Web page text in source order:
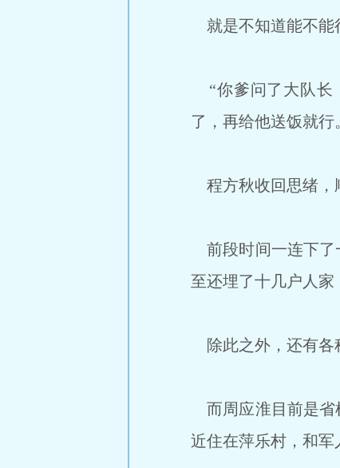
就是不知道能不能
“你爹问了大队长
了，再给他送饭就行
程方秋收回思绪，
前段时间一连下了
至还埋了十几户人家
除此之外，还有各
而周应淮目前是省
近住在萍乐村，和军